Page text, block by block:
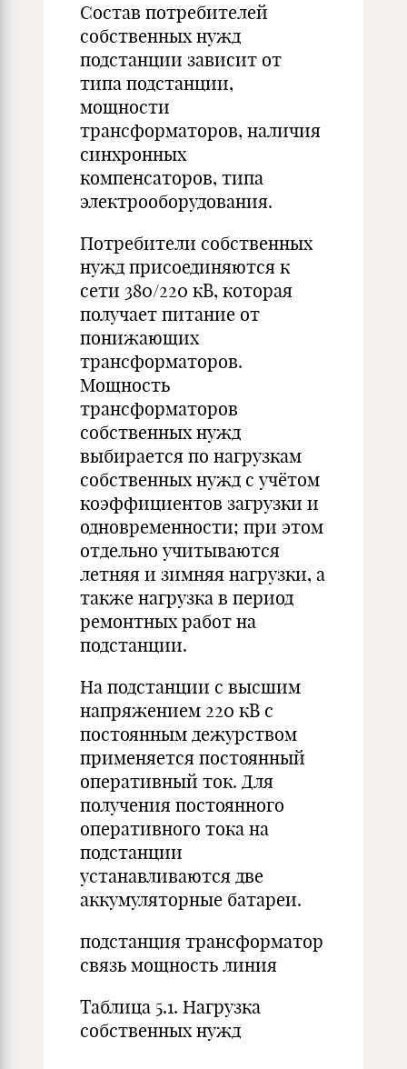
Состав потребителей
собственных нужд
подстанции зависит от
типа подстанции,
мощности
трансформаторов, наличия
синхронных
компенсаторов, типа
электрооборудования.
Потребители собственных
нужд присоединяются к
сети 380/220 кВ, которая
получает питание от
понижающих
трансформаторов.
Мощность
трансформаторов
собственных нужд
выбирается по нагрузкам
собственных нужд с учётом
коэффициентов загрузки и
одновременности; при этом
отдельно учитываются
летняя и зимняя нагрузки, а
также нагрузка в период
ремонтных работ на
подстанции.
На подстанции с высшим
напряжением 220 кВ с
постоянным дежурством
применяется постоянный
оперативный ток. Для
получения постоянного
оперативного тока на
подстанции
устанавливаются две
аккумуляторные батареи.
подстанция трансформатор
связь мощность линия
Таблица 5.1. Нагрузка
собственных нужд